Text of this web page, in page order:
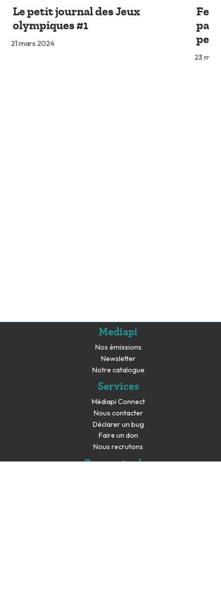
Le petit journal des Jeux
olympiques #1
21 mars 2024
23 mai
Mediapi
Nos émissions
Newsletter
Notre catalogue
Services
Médiapi Connect
Nous contacter
Déclarer un bug
Faire un don
Nous recrutons
En savoir plus